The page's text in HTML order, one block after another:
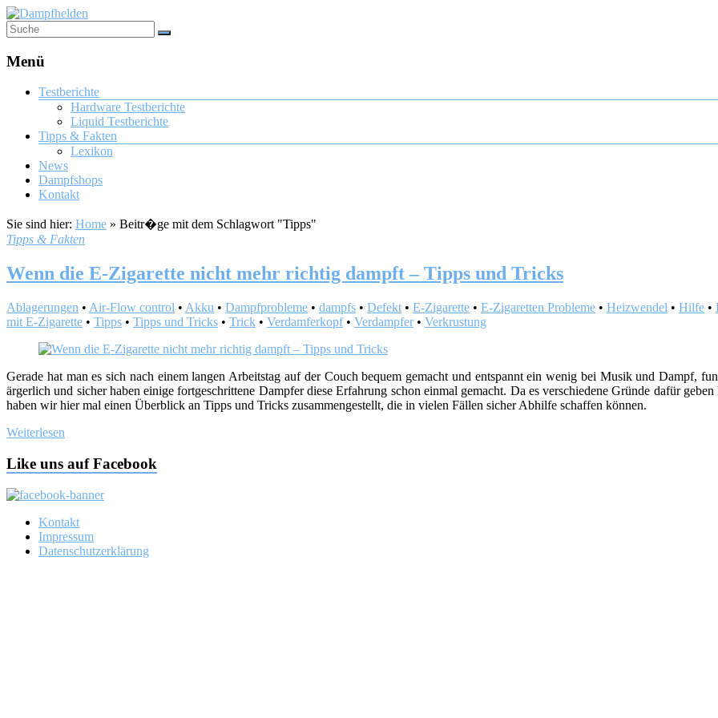
Menü
Testberichte
Hardware Testberichte
Liquid Testberichte
Tipps & Fakten
Lexikon
News
Dampfshops
Kontakt
Sie sind hier: Home » Beitr�ge mit dem Schlagwort "Tipps"
Tipps & Fakten
Wenn die E-Zigarette nicht mehr richtig dampft – Tipps und Tricks
Ablagerungen • Air-Flow control • Akku • Dampfprobleme • dampfs • Defekt • E-Zigarette • E-Zigaretten Probleme • Heizwendel • Hilfe •
mit E-Zigarette • Tipps • Tipps und Tricks • Trick • Verdamferkopf• Verdampfer• Verkrustung
Gerade hat man es sich nach einem langen Arbeitstag auf der Couch bequem gemacht und entspannt ein wenig bei Musik und Dampf,
ärgerlich und sicher haben einige fortgeschrittene Dampfer diese Erfahrung schon einmal gemacht. Da es verschiedene Gründe dafür
haben wir hier mal einen Überblick an Tipps und Tricks zusammengestellt, die in vielen Fällen sicher Abhilfe schaffen können.
Weiterlesen
Like uns auf Facebook
Kontakt
Impressum
Datenschutzerklärung